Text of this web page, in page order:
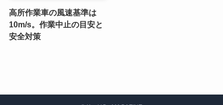
高所作業車の風速基準は
10m/s。作業中止の目安と
安全対策